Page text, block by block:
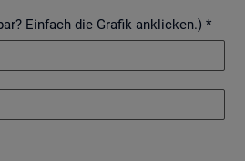
Einfach die Grafik anklicken.) *